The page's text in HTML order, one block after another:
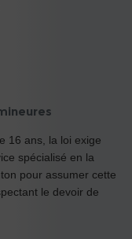
16 ans, la loi exige
spécialisé en la
pour assumer cette
le devoir de